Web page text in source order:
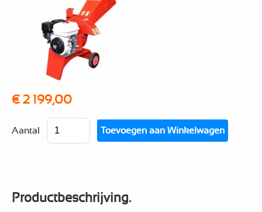
€ 2 199,00
Aantal
Productbeschrijving.